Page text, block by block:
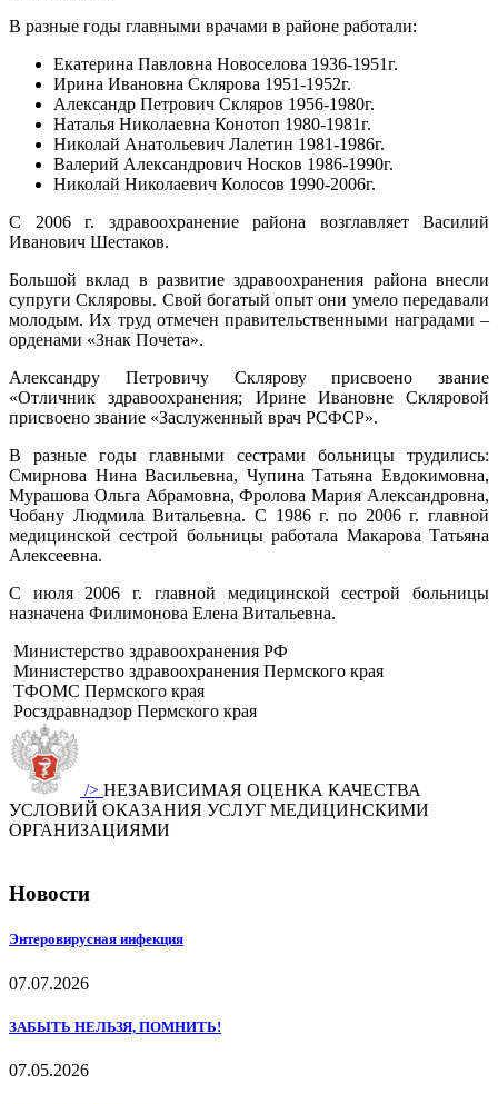
В разные годы главными врачами в районе работали:
Екатерина Павловна Новоселова 1936-1951г.
Ирина Ивановна Склярова 1951-1952г.
Александр Петрович Скляров 1956-1980г.
Наталья Николаевна Конотоп 1980-1981г.
Николай Анатольевич Лалетин 1981-1986г.
Валерий Александрович Носков 1986-1990г.
Николай Николаевич Колосов 1990-2006г.
С 2006 г. здравоохранение района возглавляет Василий
Иванович Шестаков.
Большой вклад в развитие здравоохранения района внесли
супруги Скляровы. Свой богатый опыт они умело передавали
молодым. Их труд отмечен правительственными наградами –
орденами «Знак Почета».
Александру Петровичу Склярову присвоено звание
«Отличник здравоохранения; Ирине Ивановне Скляровой
присвоено звание «Заслуженный врач РСФСР».
В разные годы главными сестрами больницы трудились:
Смирнова Нина Васильевна, Чупина Татьяна Евдокимовна,
Мурашова Ольга Абрамовна, Фролова Мария Александровна,
Чобану Людмила Витальевна. С 1986 г. по 2006 г. главной
медицинской сестрой больницы работала Макарова Татьяна
Алексеевна.
С июля 2006 г. главной медицинской сестрой больницы
назначена Филимонова Елена Витальевна.
Министерство здравоохранения РФ
Министерство здравоохранения Пермского края
ТФОМС Пермского края
Росздравнадзор Пермского края
/> НЕЗАВИСИМАЯ ОЦЕНКА КАЧЕСТВА
УСЛОВИЙ ОКАЗАНИЯ УСЛУГ МЕДИЦИНСКИМИ
ОРГАНИЗАЦИЯМИ
Новости
Энтеровирусная инфекция
07.07.2026
ЗАБЫТЬ НЕЛЬЗЯ, ПОМНИТЬ!
07.05.2026